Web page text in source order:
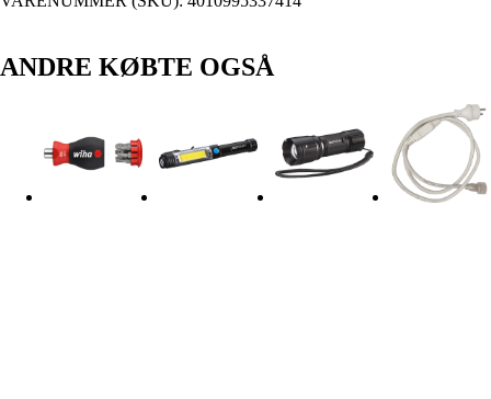
ANDRE KØBTE OGSÅ